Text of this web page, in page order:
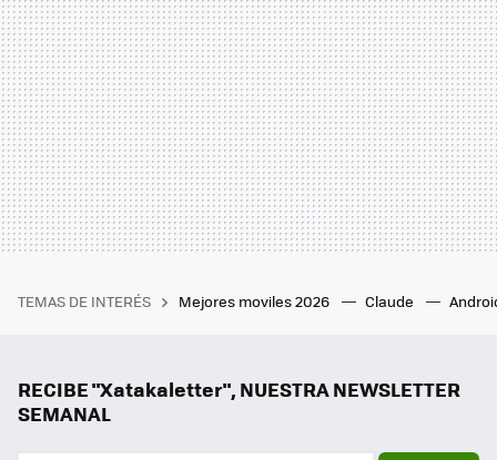
TEMAS DE INTERÉS Mejores moviles 2026 Claude
RECIBE "Xatakaletter", NUESTRA NEWSLETTER
SEMANAL